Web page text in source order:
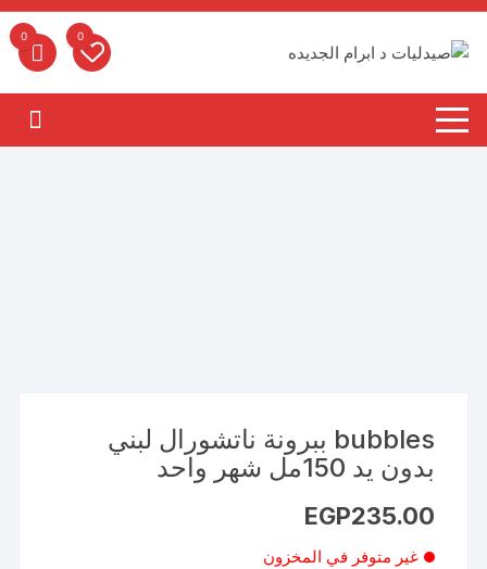
التجاوز
إلى
المحتوى
0
0
bubbles ببرونة ناتشورال لبني
بدون يد 150مل شهر واحد
EGP235.00
غير متوفر في المخزون